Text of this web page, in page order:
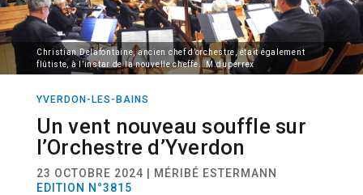
Christian Delafontaine, ancien chef d’orchestre, était également
flûtiste, à l’instar de la nouvelle cheffe. M.duperrex
YVERDON-LES-BAINS
Un vent nouveau souffle sur
l’Orchestre d’Yverdon
23 OCTOBRE 2024 | MÉRIBÉ ESTERMANN
EDITION N°3815